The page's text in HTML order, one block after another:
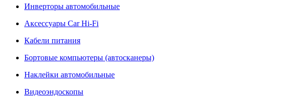
Инверторы автомобильные
Аксессуары Car Hi-Fi
Кабели питания
Бортовые компьютеры (автосканеры)
Наклейки автомобильные
Видеоэндоскопы